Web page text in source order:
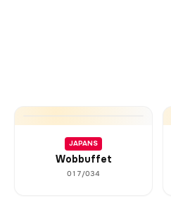
JAPANS
Wobbuffet
017/034